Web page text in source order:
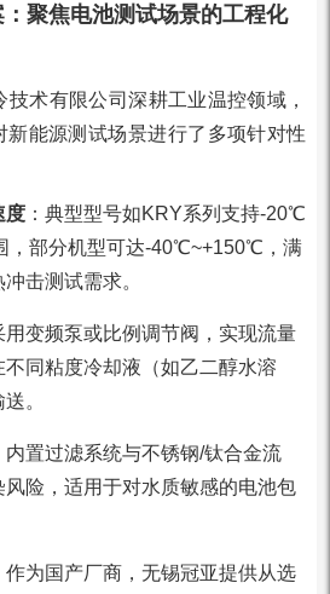
聚焦电池测试场景的工程化
术有限公司深耕工业温控领域，
能源测试场景进行了多项针对性
度：典型型号如KRY系列支持-20℃
，部分机型可达-40℃~+150℃，满
击测试需求。
用变频泵或比例调节阀，实现流量
同粘度冷却液（如乙二醇水溶
。
内置过滤系统与不锈钢/钛合金流
险，适用于对水质敏感的电池包
作为国产厂商，无锡冠亚提供从选